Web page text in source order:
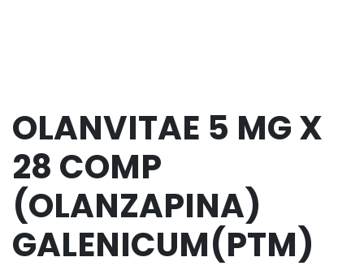
OLANVITAE 5 MG X
28 COMP
(OLANZAPINA)
GALENICUM(PTM)